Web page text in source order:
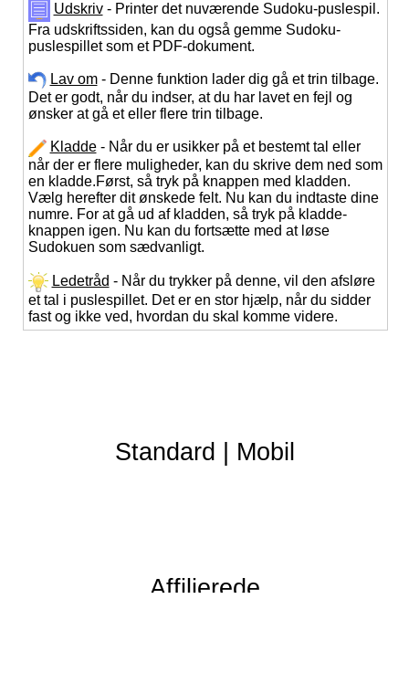
Udskriv- Printer det nuværende Sudoku-puslespil.
Fra udskriftssiden, kan du også gemme Sudoku-
puslespillet som et PDF-dokument.
Lav om- Denne funktion lader dig gå et trin tilbage.
Det er godt, når du indser, at du har lavet en fejl og
ønsker at gå et eller flere trin tilbage.
Kladde- Når du er usikker på et bestemt tal eller
når der er flere muligheder, kan du skrive dem ned som
en kladde.Først, så tryk på knappen med kladden.
Vælg herefter dit ønskede felt. Nu kan du indtaste dine
numre. For at gå ud af kladden, så tryk på kladde-
knappen igen. Nu kan du fortsætte med at løse
Sudokuen som sædvanligt.
Ledetråd - Når du trykker på denne, vil den afsløre
et tal i puslespillet. Det er en stor hjælp, når du sidder
fast og ikke ved, hvordan du skal komme videre.
Standard Mobil
Affilierede